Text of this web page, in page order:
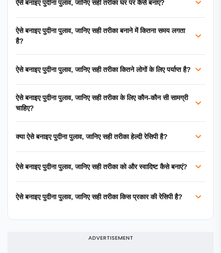
ऐसे बनाइए पुदीना पुलाव, जानिए सही तरीका घर पर कैसे बनाएं?
ऐसे बनाइए पुदीना पुलाव, जानिए सही तरीका बनाने में कितना समय लगता
है?
ऐसे बनाइए पुदीना पुलाव, जानिए सही तरीका कितने लोगों के लिए पर्याप्त है?
ऐसे बनाइए पुदीना पुलाव, जानिए सही तरीका के लिए कौन-कौन सी सामग्री
चाहिए?
क्या ऐसे बनाइए पुदीना पुलाव, जानिए सही तरीका हेल्दी रेसिपी है?
ऐसे बनाइए पुदीना पुलाव, जानिए सही तरीका को और स्वादिष्ट कैसे बनाएं?
ऐसे बनाइए पुदीना पुलाव, जानिए सही तरीका किस प्रकार की रेसिपी है?
ADVERTISEMENT